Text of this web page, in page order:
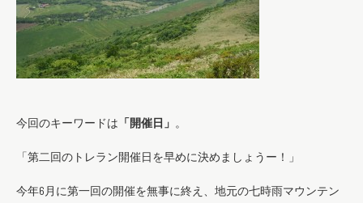
今回のキーワードは 「開催日」 。
「第二回のトレラン開催日を早めに決めましょうー！」
今年6月に第一回の開催を無事に終え、地元の七時雨マウンテン